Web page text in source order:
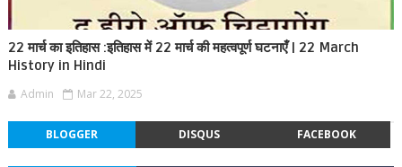
22 मार्च का इतिहास :इतिहास में 22 मार्च की महत्वपूर्ण घटनाएँ | 22 March
History in Hindi
Admin Mar 22, 2025
BLOGGER DISQUS FACEBOOK